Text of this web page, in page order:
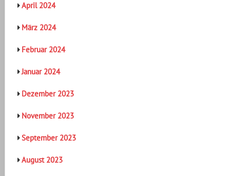
April 2024
März 2024
Februar 2024
Januar 2024
Dezember 2023
November 2023
September 2023
August 2023